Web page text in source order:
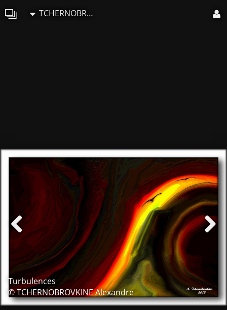
TCHERNOBROVKINE Alexandre
Turbulences
© TCHERNOBROVKINE Alexandre